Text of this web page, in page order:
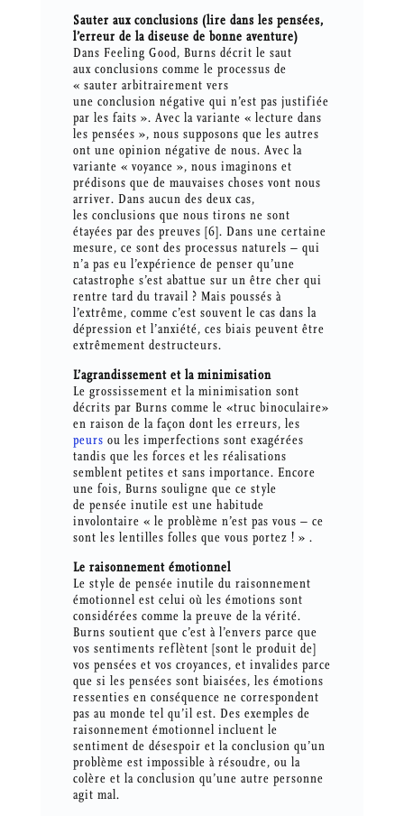
Sauter aux conclusions (lire dans les pensées,
l’erreur de la diseuse de bonne aventure)
Dans Feeling Good, Burns décrit le saut
aux conclusions comme le processus de
« sauter arbitrairement vers
une conclusion négative qui n’est pas justifiée
par les faits ». Avec la variante « lecture dans
les pensées », nous supposons que les autres
ont une opinion négative de nous. Avec la
variante « voyance », nous imaginons et
prédisons que de mauvaises choses vont nous
arriver. Dans aucun des deux cas,
les conclusions que nous tirons ne sont
étayées par des preuves [6]. Dans une certaine
mesure, ce sont des processus naturels – qui
n’a pas eu l’expérience de penser qu’une
catastrophe s’est abattue sur un être cher qui
rentre tard du travail ? Mais poussés à
l’extrême, comme c’est souvent le cas dans la
dépression et l’anxiété, ces biais peuvent être
extrêmement destructeurs.
L’agrandissement et la minimisation
Le grossissement et la minimisation sont
décrits par Burns comme le «truc binoculaire»
en raison de la façon dont les erreurs, les
peurs ou les imperfections sont exagérées
tandis que les forces et les réalisations
semblent petites et sans importance. Encore
une fois, Burns souligne que ce style
de pensée inutile est une habitude
involontaire « le problème n’est pas vous – ce
sont les lentilles folles que vous portez ! » .
Le raisonnement émotionnel
Le style de pensée inutile du raisonnement
émotionnel est celui où les émotions sont
considérées comme la preuve de la vérité.
Burns soutient que c’est à l’envers parce que
vos sentiments reflètent [sont le produit de]
vos pensées et vos croyances, et invalides parce
que si les pensées sont biaisées, les émotions
ressenties en conséquence ne correspondent
pas au monde tel qu’il est. Des exemples de
raisonnement émotionnel incluent le
sentiment de désespoir et la conclusion qu’un
problème est impossible à résoudre, ou la
colère et la conclusion qu’une autre personne
agit mal.